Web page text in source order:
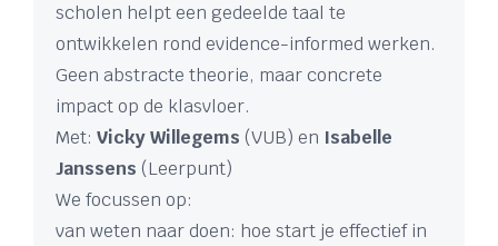
scholen helpt een gedeelde taal te
ontwikkelen rond evidence-informed werken.
Geen abstracte theorie, maar concrete
impact op de klasvloer.
Met: Vicky Willegems (VUB) en Isabelle
Janssens (Leerpunt)
We focussen op:
van weten naar doen: hoe start je effectief in